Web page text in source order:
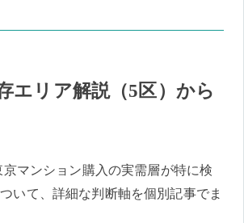
エリア解説（5区）から
マンション購入の実需層が特に検
いて、詳細な判断軸を個別記事でま